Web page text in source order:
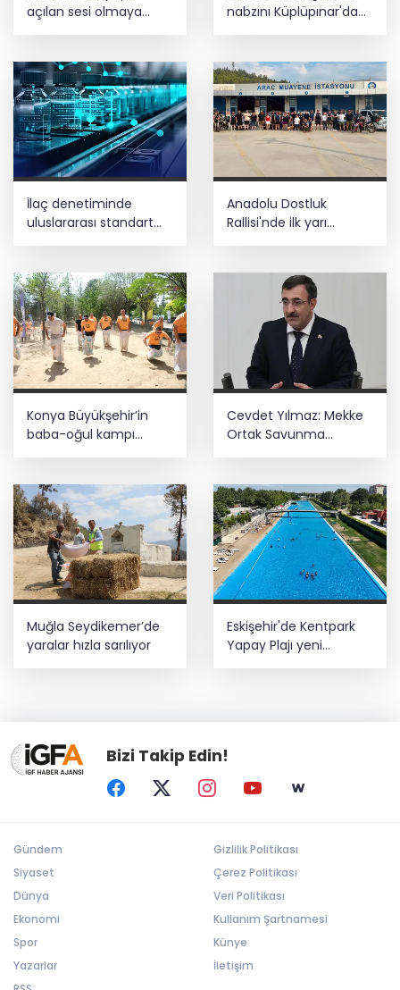
açılan sesi olmaya
devam edeceğiz
nabzını Küplüpınar'da
tuttu
İlaç denetiminde
uluslararası standart
dönemi
Anadolu Dostluk
Rallisi'nde ilk yarı
tamamlandı
Konya Büyükşehir’in
baba-oğul kampı
Cevdet Yılmaz: Mekke
Ortak Savunma
sağlayacak
Muğla Seydikemer’de
yaralar hızla sarılıyor
Eskişehir'de Kentpark
Yapay Plajı yeni
sezonda hizmete açıldı
Bizi Takip Edin!
Gündem
Siyaset
Dünya
Ekonomi
Spor
Yazarlar
Gizlilik Politikası
Çerez Politikası
Veri Politikası
Kullanım Şartnamesi
Künye
İletişim